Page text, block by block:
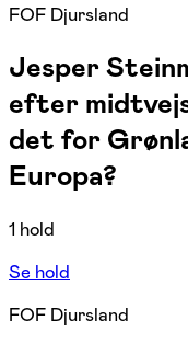
FOF Djursland
Jesper
efter
det for
Europa?
1 hold
Se hold
FOF Djursland